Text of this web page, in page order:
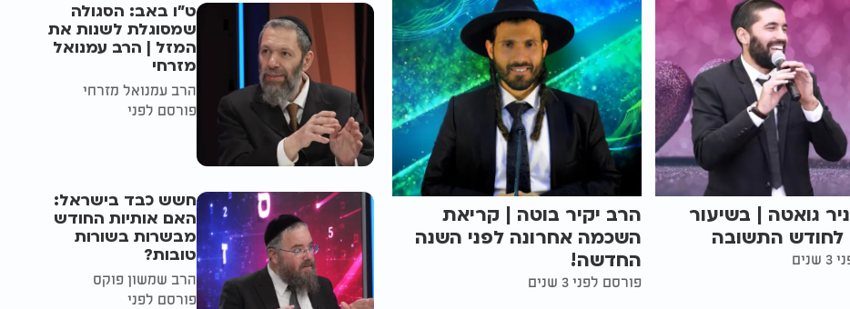
גואטה | בשיעור
לחודש התשובה
הרב יקיר בוטה | קריאת
השכמה אחרונה לפני השנה
החדשה!
פורסם לפני 3 שנים
ט"ו באב: הסגולה
שמסוגלת לשנות את
המזל | הרב עמנואל
מזרחי
הרב עמנואל מזרחי
פורסם לפני
חשש כבד בישראל:
האם אותיות החודש
מבשרות בשורות
טובות?
הרב שמשון פוקס
פורסם לפני